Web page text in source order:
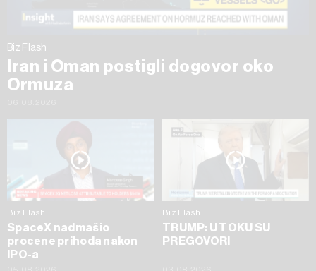
Biz Flash
Iran i Oman postigli dogovor oko
Ormuza
Biz Flash
SpaceX nadmašio
procene prihoda nakon
IPO-a
Biz Flash
TRUMP: U TOKU SU
PREGOVORI